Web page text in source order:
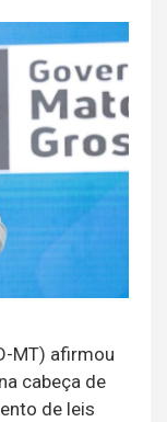
MT) afirmou
cabeça de
de leis